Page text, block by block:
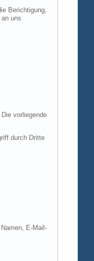
Berichtigung,
uns
vorliegende
durch Dritte
E-Mail-